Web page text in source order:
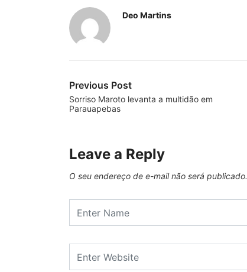
Deo Martins
Previous Post
Sorriso Maroto levanta a multidão em
Parauapebas
Leave a Reply
O seu endereço de e-mail não será publicado.